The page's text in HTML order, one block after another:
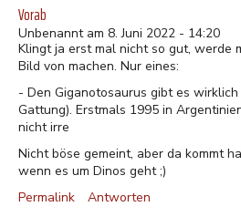
Vorab
Unbenannt am 8. Juni 2022 - 14:20
Klingt ja erst mal nicht so gut, werde
Bild von machen. Nur eines:
- Den Giganotosaurus gibt es
Gattung). Erstmals 1995 in
nicht irre
Nicht böse gemeint, aber da kommt
wenn es um Dinos geht ;)
Permalink
Antworten